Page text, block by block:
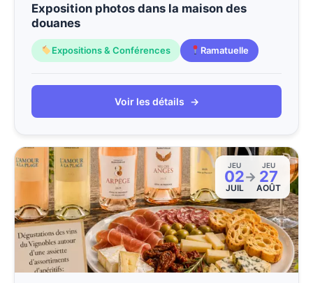
Exposition photos dans la maison des
douanes
Expositions & Conférences Ramatuelle
Voir les détails →
JEU
02
JUIL
→
JEU
27
AOÛT